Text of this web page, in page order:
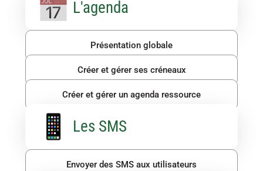
L'agenda
Présentation globale
Créer et gérer ses créneaux
Créer et gérer un agenda ressource
Les SMS
Envoyer des SMS aux utilisateurs